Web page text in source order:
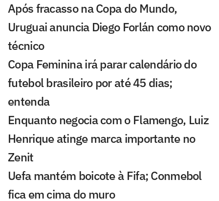
Após fracasso na Copa do Mundo,
Uruguai anuncia Diego Forlán como novo
técnico
Copa Feminina irá parar calendário do
futebol brasileiro por até 45 dias;
entenda
Enquanto negocia com o Flamengo, Luiz
Henrique atinge marca importante no
Zenit
Uefa mantém boicote à Fifa; Conmebol
fica em cima do muro